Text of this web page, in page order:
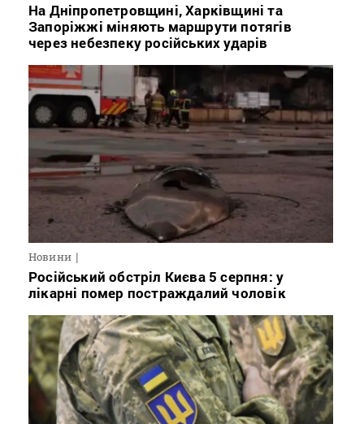
На Дніпропетровщині, Харківщині та
Запоріжжі міняють маршрути потягів
через небезпеку російських ударів
Новини
Російський обстріл Києва 5 серпня: у
лікарні помер постраждалий чоловік